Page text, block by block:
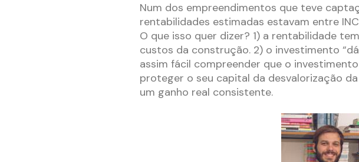
Num dos empreendimentos que teve
rentabilidades estimadas estavam entre
O que isso quer dizer? 1) a rentabilidade
custos da construção. 2) o investimento
assim fácil compreender que o
proteger o seu capital da desvalorização
um ganho real consistente.